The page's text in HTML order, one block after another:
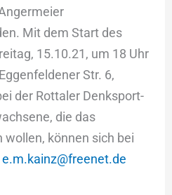
Mit dem Start des
15.10.21, um 18 Uhr
Str. 6,
der Rottaler Denksport-
die das
wollen, können sich bei
e.m.kainz@freenet.de